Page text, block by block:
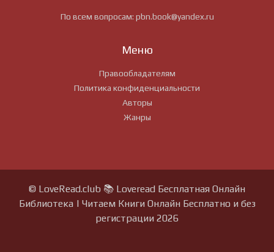
По всем вопросам: pbn.book@yandex.ru
Меню
Правообладателям
Политика конфиденциальности
Авторы
Жанры
© LoveRead.club 📚 Loveread Бесплатная Онлайн
Библиотека | Читаем Книги Онлайн Бесплатно и без
регистрации 2026